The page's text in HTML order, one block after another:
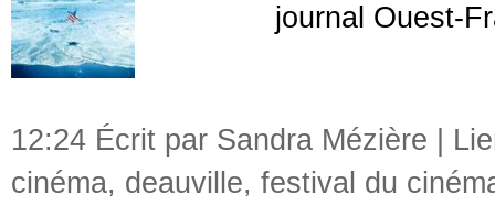
journal Ouest-
12:24 Écrit par Sandra Mézière |
cinéma, deauville, festival du